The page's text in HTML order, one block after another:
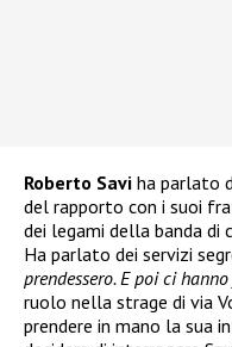
Roberto Savi ha parlato
del rapporto con i suoi
dei legami della banda di
Ha parlato dei servizi
prendessero. E poi ci
ruolo nella strage di via
prendere in mano la sua